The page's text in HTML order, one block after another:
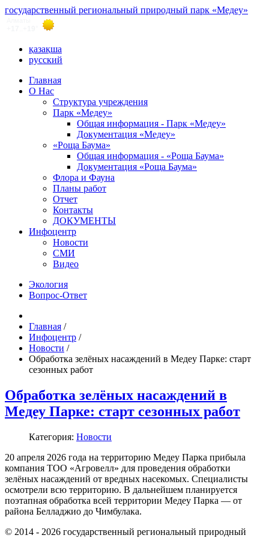
государственный региональный природный парк «Медеу»
қазақша
русский
Главная
О Нас
Структура учреждения
Парк «Медеу»
Общая информация - Парк «Медеу»
Документация «Медеу»
«Роща Баума»
Общая информация - «Роща Баума»
Документация «Роща Баума»
Флора и Фауна
Планы работ
Отчет
Контакты
ДОКУМЕНТЫ
Инфоцентр
Новости
СМИ
Видео
Экология
Вопрос-Ответ
Главная /
Инфоцентр /
Новости /
Обработка зелёных насаждений в Медеу Парке: старт
сезонных работ
Обработка зелёных насаждений в
Медеу Парке: старт сезонных работ
Категория: Новости
20 апреля 2026 года на территорию Медеу Парка прибыла
компания ТОО «Агровелл» для проведения обработки
зелёных насаждений от вредных насекомых. Специалисты
осмотрели всю территорию. В дальнейшем планируется
поэтапная обработка всей территории Медеу Парка — от
района Белладжио до Чимбулака.
© 2014 - 2026 государственный региональный природный